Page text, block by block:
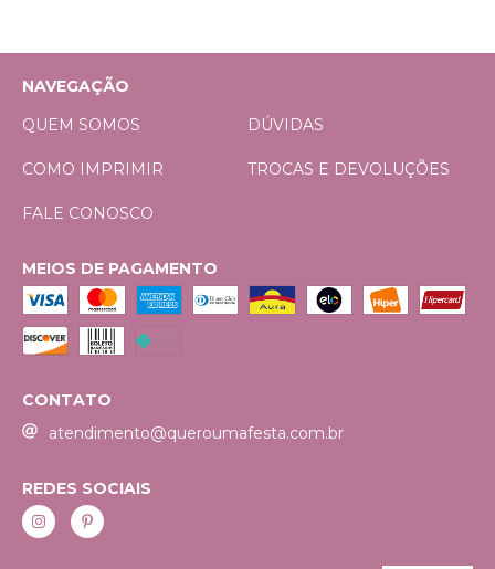
NAVEGAÇÃO
QUEM SOMOS
DÚVIDAS
COMO IMPRIMIR TROCAS E DEVOLUÇÕES
FALE CONOSCO
MEIOS DE PAGAMENTO
CONTATO
atendimento@queroumafesta.com.br
REDES SOCIAIS